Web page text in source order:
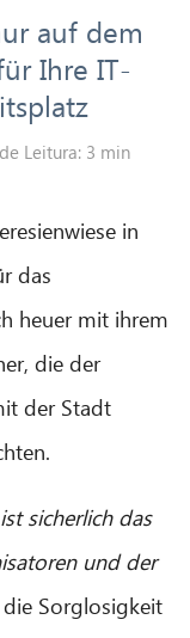
auf dem
Ihre IT-
Leitura: 3 min
in
das
heuer mit ihrem
die der
der Stadt
sicherlich das
und der
Sorglosigkeit